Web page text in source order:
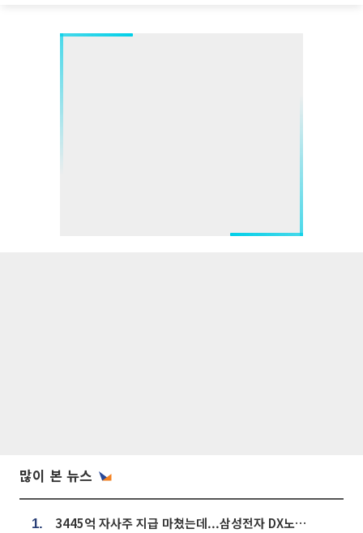
많이 본 뉴스
1. 3445억 자사주 지급 마쳤는데...삼성전자 DX노조, 뒤늦은 '떼쓰기 집회'